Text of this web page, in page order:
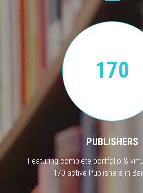
170
PUBLISHERS
Featuring complete portfolio &
170 active Publishers in